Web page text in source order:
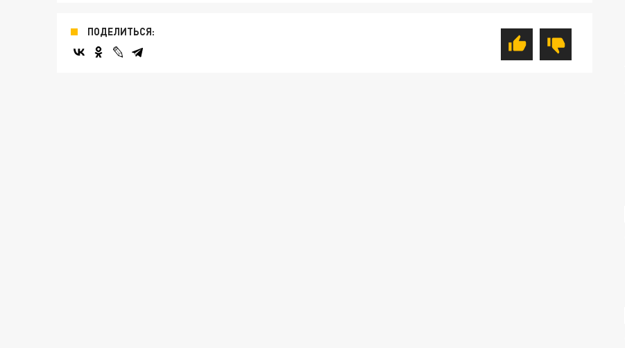
ПОДЕЛИТЬСЯ: